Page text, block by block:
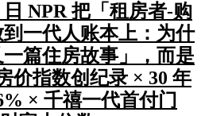
日 NPR 把「租房者-购
一代人账本上：为什
篇住房故事」，而是
价指数创纪录 × 30 年
× 千禧一代首付门